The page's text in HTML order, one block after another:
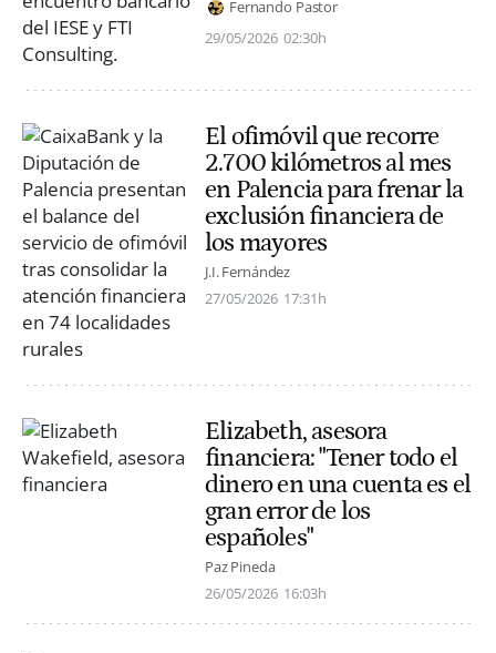
Fernando Pastor
29/05/2026 02:30h
El ofimóvil que recorre
2.700 kilómetros al mes
en Palencia para frenar la
exclusión financiera de
los mayores
J.I. Fernández
27/05/2026 17:31h
Elizabeth, asesora
financiera: "Tener todo el
dinero en una cuenta es el
gran error de los
españoles"
Paz Pineda
26/05/2026 16:03h